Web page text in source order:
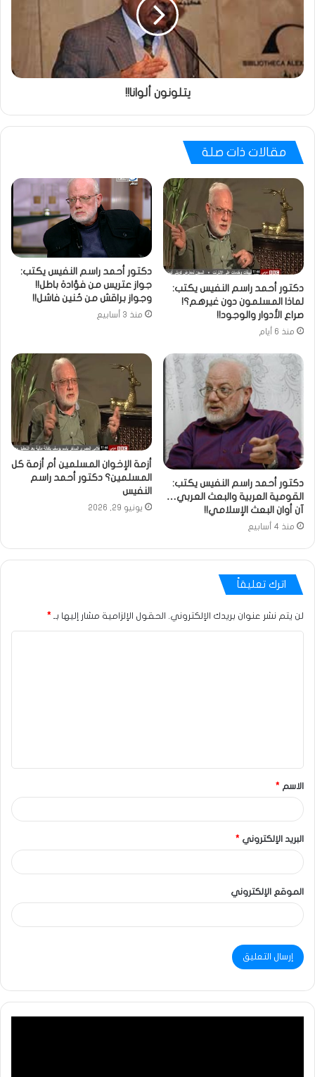
يتلونون ألوانا!!
مقالات ذات صلة
دكتور أحمد راسم النفيس يكتب:
لماذا المسلمون دون غيرهم؟!
صراع الأدوار والوجود!!
منذ 6 أيام
دكتور أحمد راسم النفيس يكتب:
جواز عتريس من فؤادة باطل!!
وجواز براقش من حُنين فاشل!!
منذ 3 أسابيع
دكتور أحمد راسم النفيس يكتب:
القومية العربية والبعث العربي…
آن أوان البعث الإسلامي!!
منذ 4 أسابيع
أزمة الإخوان المسلمين أم أزمة كل
المسلمين؟ دكتور أحمد راسم
النفيس
يونيو 29, 2026
اترك تعليقاً
لن يتم نشر عنوان بريدك الإلكتروني. الحقول الإلزامية مشار إليها بـ *
الاسم *
البريد الإلكتروني *
الموقع الإلكتروني